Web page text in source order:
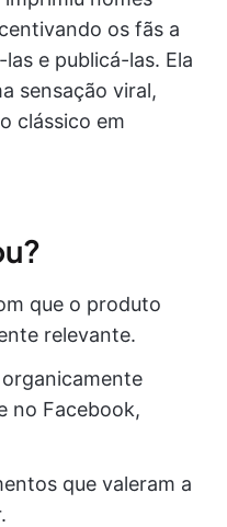
os fãs a
e publicá-las. Ela
sensação viral,
clássico em
que o produto
relevante.
no Facebook,
que valeram a